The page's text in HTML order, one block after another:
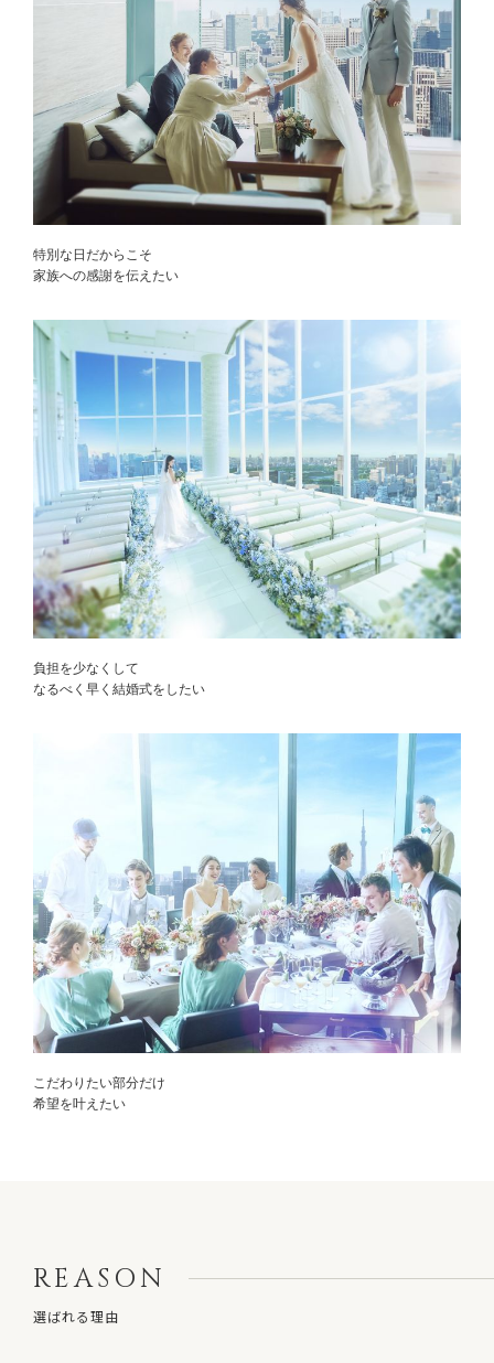
特別な日だからこそ
家族への感謝を伝えたい
負担を少なくして
なるべく早く結婚式をしたい
こだわりたい部分だけ
希望を叶えたい
REASON
選ばれる理由